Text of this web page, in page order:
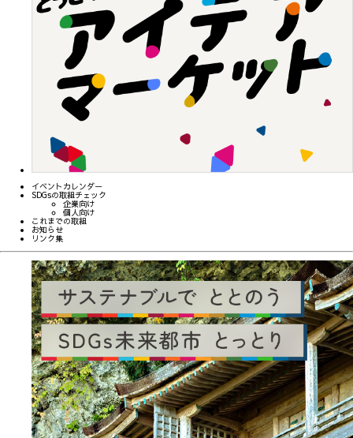
イベントカレンダー
SDGsの取組チェック
企業向け
個人向け
これまでの取組
お知らせ
リンク集